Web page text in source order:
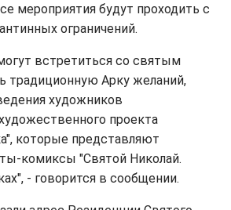
мероприятия будут проходить с
ограничений.
встретиться со святым
традиционную Арку желаний,
художников
проекта
которые представляют
комиксы "Святой Николай.
- говорится в сообщении.